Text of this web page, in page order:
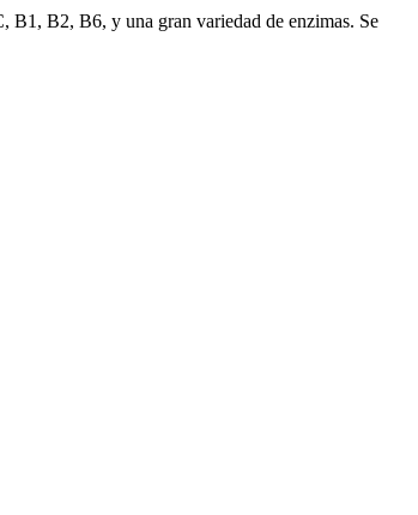
B1, B2, B6, y una gran variedad de enzimas. Se